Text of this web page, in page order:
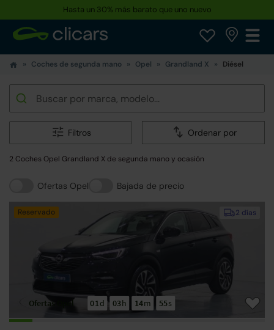
Hasta un 30% más barato que uno nuevo
Coches de segunda mano Opel Grandland X Diésel
Filtros Ordenar por
2 Coches Opel Grandland X de segunda mano y ocasión
Ofertas Opel Bajada de precio
2 días
Reservado
Ofertas Opel 01d 03h 14m 54s